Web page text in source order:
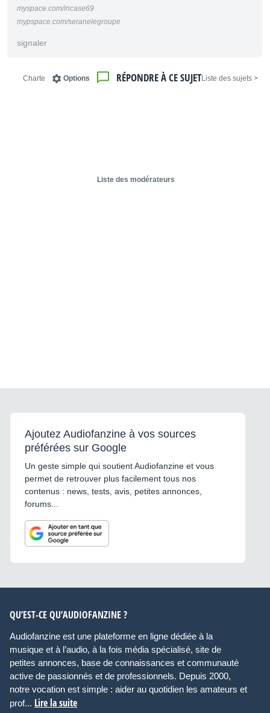
myspace.com/incase69
mypspace.com/seranelegroupe
signaler
< Liste des sujets
RÉPONDRE À CE SUJET
Options
Charte
Liste des modérateurs
Ajoutez Audiofanzine à vos sources
préférées sur Google
Un geste simple qui soutient Audiofanzine et vous
permet de retrouver plus facilement tous nos
contenus : news, tests, avis, petites annonces,
forums...
QU’EST-CE QU’AUDIOFANZINE ?
Audiofanzine est une plateforme en ligne dédiée à la
musique et à l’audio, à la fois média spécialisé, site de
petites annonces, base de connaissances et communauté
active de passionnés et de professionnels. Depuis 2000,
notre vocation est simple : aider au quotidien les amateurs et
prof... Lire la suite